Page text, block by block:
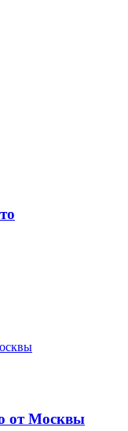
от Москвы